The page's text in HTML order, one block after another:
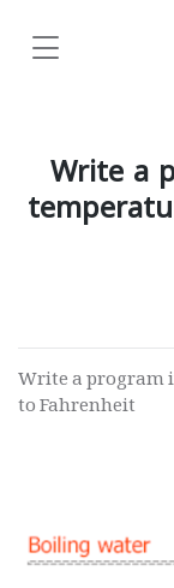
Write a
Write a program
to Fahrenheit